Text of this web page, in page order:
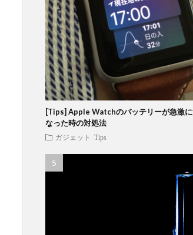
[Tips] Apple Watchのバッテリーが急激
なった時の対処法
ガジェット Tips